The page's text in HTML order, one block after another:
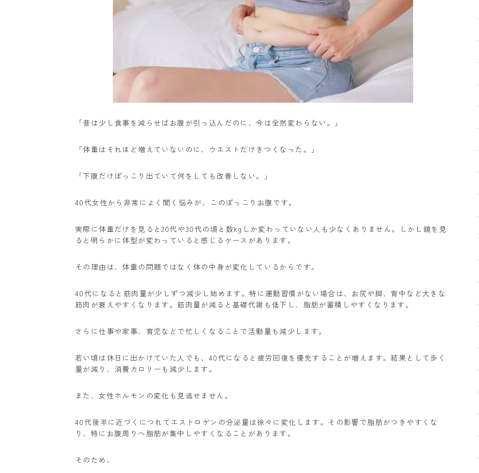
「昔は少し食事を減らせばお腹が引っ込んだのに、今は全然変わらない。」
「体重はそれほど増えていないのに、ウエストだけきつくなった。」
「下腹だけぽっこり出ていて何をしても改善しない。」
40代女性から非常によく聞く悩みが、このぽっこりお腹です。
実際に体重だけを見ると20代や30代の頃と数kgしか変わっていない人も少なくありません。しかし鏡を見
ると明らかに体型が変わっていると感じるケースがあります。
その理由は、体重の問題ではなく体の中身が変化しているからです。
40代になると筋肉量が少しずつ減少し始めます。特に運動習慣がない場合は、お尻や脚、背中など大きな
筋肉が衰えやすくなります。筋肉量が減ると基礎代謝も低下し、脂肪が蓄積しやすくなります。
さらに仕事や家事、育児などで忙しくなることで活動量も減少します。
若い頃は休日に出かけていた人でも、40代になると疲労回復を優先することが増えます。結果として歩く
量が減り、消費カロリーも減少します。
また、女性ホルモンの変化も見逃せません。
40代後半に近づくにつれてエストロゲンの分泌量は徐々に変化します。その影響で脂肪がつきやすくな
り、特にお腹周りへ脂肪が集中しやすくなることがあります。
そのため、